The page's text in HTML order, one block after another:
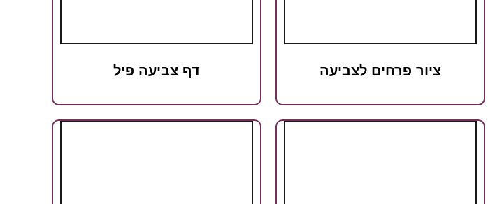
ציור פרחים לצביעה דף צביעה פיל